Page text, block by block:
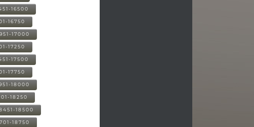
16500
16750
17000
17250
17500
17750
18000
18250
18500
18750